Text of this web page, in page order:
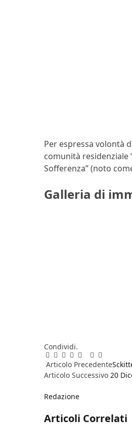
Per espressa volontà
comunità residenziale
Sofferenza” (noto
Galleria di
Condividi.
Facebook
Twitter
Pinterest
LinkedIn
RedditWhatsApp
Telegram
Email
Articolo Precedente
Articolo Successivo 20
Redazione
Articoli Correlati